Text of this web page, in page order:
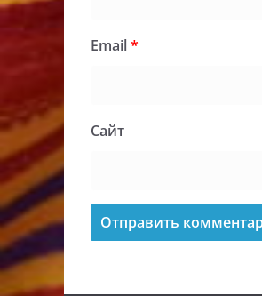
Email*
Сайт